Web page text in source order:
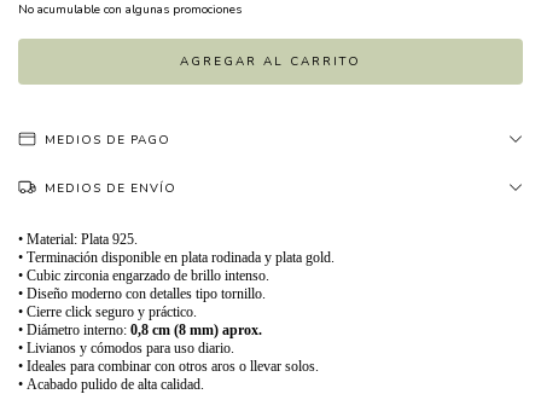
No acumulable con algunas promociones
MEDIOS DE PAGO
MEDIOS DE ENVÍO
• Material: Plata 925.
• Terminación disponible en plata rodinada y plata gold.
• Cubic zirconia engarzado de brillo intenso.
• Diseño moderno con detalles tipo tornillo.
• Cierre click seguro y práctico.
• Diámetro interno: 0,8 cm (8 mm) aprox.
• Livianos y cómodos para uso diario.
• Ideales para combinar con otros aros o llevar solos.
• Acabado pulido de alta calidad.